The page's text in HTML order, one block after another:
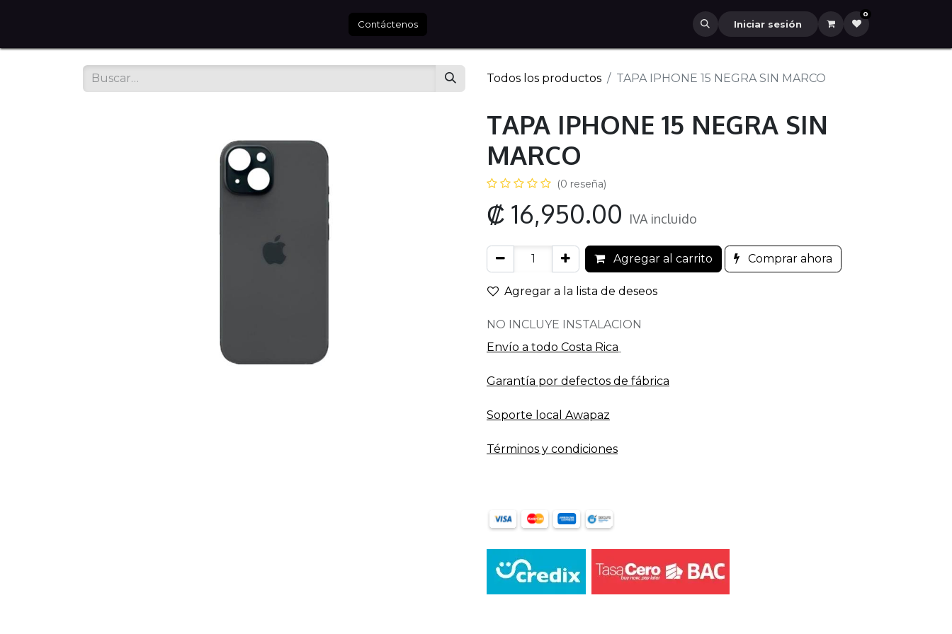
Contáctenos Iniciar sesión
0
Todos los productos TAPA IPHONE 15 NEGRA SIN MARCO
TAPA IPHONE 15 NEGRA SIN
MARCO
(0 reseña)
₡ 16,950.00 IVA incluido
Agregar al carrito Comprar ahora
Agregar a la lista de deseos
NO INCLUYE INSTALACION
Envío a todo​ Costa Rica
Garantía por defectos de fábrica
Soporte local Awapaz
Términos y condiciones